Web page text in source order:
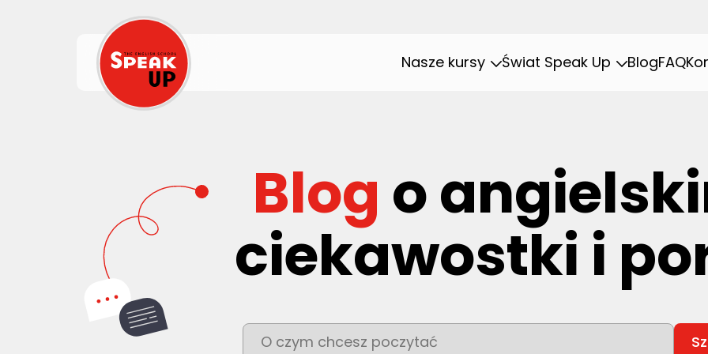
Nasze kursy Świat Speak Up BlogFAQ
Blog o
ciekawostki i
To pole wyszukiwania